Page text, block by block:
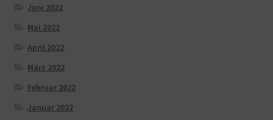
Juni 2022
Mai 2022
April 2022
März 2022
Februar 2022
Januar 2022